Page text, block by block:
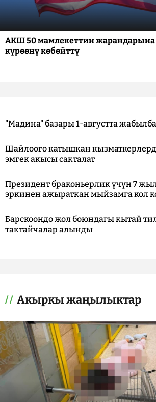
АКШ 50 мамлекеттин
күрөөнү көбөйттү
"Мадина" базары 1-августта
Шайлоого катышкан
эмгек акысы сакталат
Президент браконьерлик үчүн 7
эркинен ажыраткан мыйзамга кол
Барскоондо жол боюндагы кытай
тактайчалар алынды
Акыркы жаңылыктар